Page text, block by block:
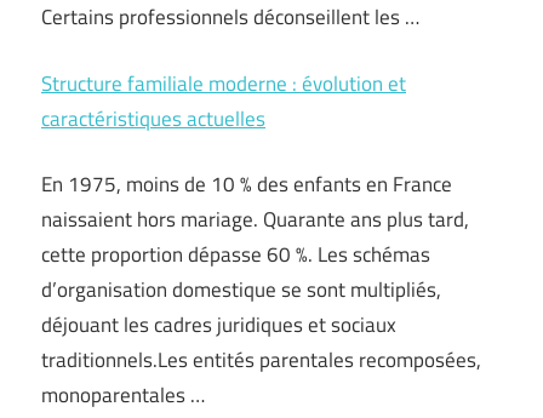
Certains professionnels déconseillent les …
Structure familiale moderne : évolution et
caractéristiques actuelles
En 1975, moins de 10 % des enfants en France
naissaient hors mariage. Quarante ans plus tard,
cette proportion dépasse 60 %. Les schémas
d’organisation domestique se sont multipliés,
déjouant les cadres juridiques et sociaux
traditionnels.Les entités parentales recomposées,
monoparentales …